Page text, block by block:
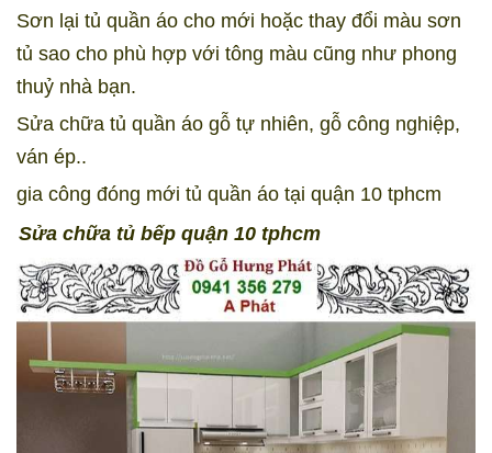
Sơn lại tủ quần áo cho mới hoặc thay đổi màu sơn
tủ sao cho phù hợp với tông màu cũng như phong
thuỷ nhà bạn.
Sửa chữa tủ quần áo gỗ tự nhiên, gỗ công nghiệp,
ván ép..
gia công đóng mới tủ quần áo tại quận 10 tphcm
Sửa chữa tủ bếp quận 10 tphcm